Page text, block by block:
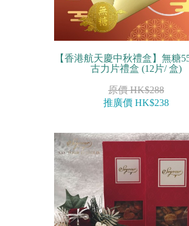
【香港航天慶中秋禮盒】無糖
古力片禮盒 (12片/ 盒)
原價 HK$288
推廣價 HK$238